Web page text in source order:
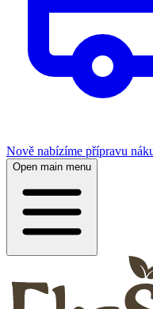
Nově nabízíme přípravu
Open main menu